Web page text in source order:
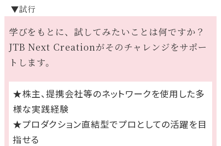
▼試行
学びをもとに、試してみたいことは何ですか？
JTB Next Creationがそのチャレンジをサポー
トします。
★株主、提携会社等のネットワークを使用した多
様な実践経験
★プロダクション直結型でプロとしての活躍を目
指せる